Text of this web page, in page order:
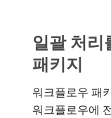
일괄 처리
패키지
워크플로우 패
워크플로우에